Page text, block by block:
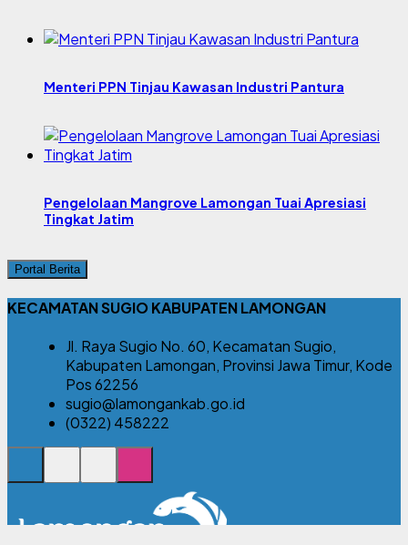
Menteri PPN Tinjau Kawasan Industri Pantura
Pengelolaan Mangrove Lamongan Tuai Apresiasi
Tingkat Jatim
Portal Berita
KECAMATAN SUGIO KABUPATEN LAMONGAN
Jl. Raya Sugio No. 60, Kecamatan Sugio,
Kabupaten Lamongan, Provinsi Jawa Timur, Kode
Pos 62256
sugio@lamongankab.go.id
(0322) 458222